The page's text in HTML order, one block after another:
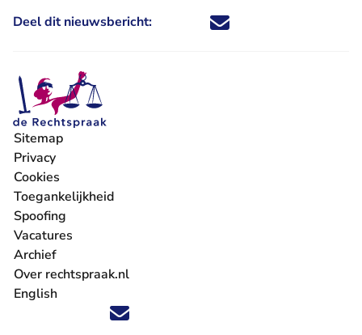
Deel dit nieuwsbericht: Deel dit nieuwsbericht via X -
Deel dit nieuwsbericht via
Deel dit nieuwsbericht
Deel dit
Volg ons op X (Twitter) - U verlaat Rechtspraak.nl
Volg ons op Facebook - U verlaat Rechtspraak.nl
Volg ons op Instagram - U verlaat Rechtspraak.nl
Volg ons op Youtube - U verlaat Rechtspraak.nl
Volg ons op LinkedIn - U verlaat
'Blijf op de hoogte' nieuwsbrief - U verlaat
Sitemap
Privacy
Cookies
Toegankelijkheid
Spoofing
Vacatures
- U verlaat Rechtspraak.nl
Archief
Over rechtspraak.nl
English